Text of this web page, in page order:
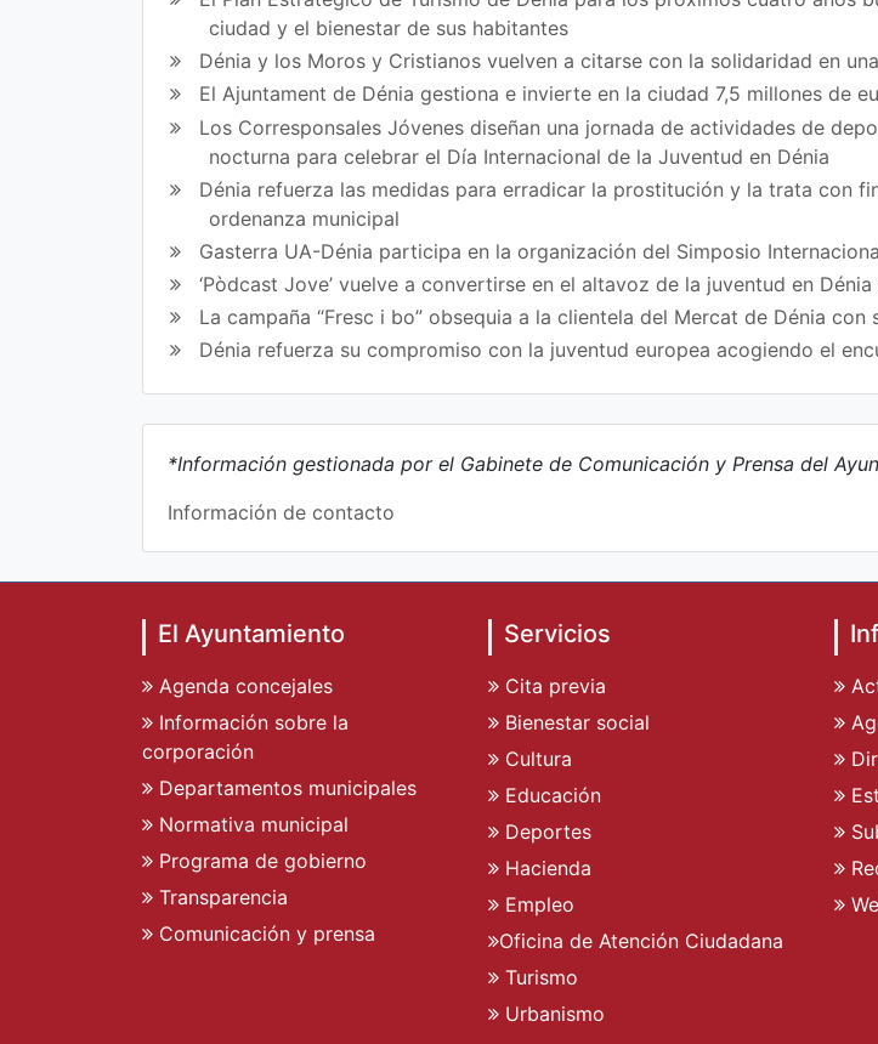
ciudad y el bienestar de sus habitantes
Dénia y los Moros y Cristianos vuelven a citarse con la solidaridad en
El Ajuntament de Dénia gestiona e invierte en la ciudad 7,5 millones de
Los Corresponsales Jóvenes diseñan una jornada de actividades de
nocturna para celebrar el Día Internacional de la Juventud en Dénia
Dénia refuerza las medidas para erradicar la prostitución y la trata con
ordenanza municipal
Gasterra UA-Dénia participa en la organización del Simposio
‘Pòdcast Jove’ vuelve a convertirse en el altavoz de la juventud en
La campaña “Fresc i bo” obsequia a la clientela del Mercat de Dénia con
Dénia refuerza su compromiso con la juventud europea acogiendo el
*Información gestionada por el Gabinete de Comunicación y Prensa del
Información de contacto
El Ayuntamiento
Agenda concejales
Información sobre la
corporación
Departamentos municipales
Normativa municipal
Programa de gobierno
Transparencia
Comunicación y prensa
Servicios
Cita previa
Bienestar social
Cultura
Educación
Deportes
Hacienda
Empleo
Oficina de Atención Ciudadana
Turismo
Urbanismo